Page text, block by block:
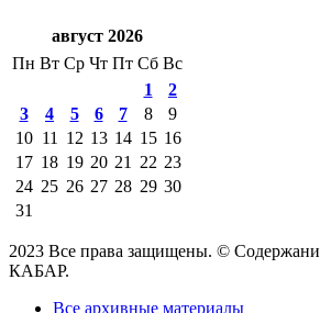
август 2026
Пн Вт Ср Чт Пт Сб Вс
1
2
3
4 5 6 7 8
9
10 11 12 13 14 15 16
17 18 19 20 21 22 23
24 25 26 27 28 29 30
31
2023 Все права защищены. ©
КАБАР.
Все архивные материалы